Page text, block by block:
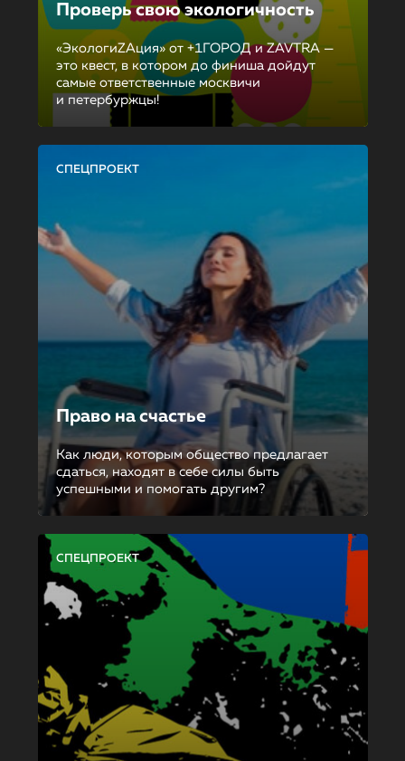
Проверь свою экологичность
«ЭкологиZAция» от +1ГОРОД и ZAVTRA —
это квест, в котором до финиша дойдут
самые ответственные москвичи
и петербуржцы!
СПЕЦПРОЕКТ
Право на счастье
Как люди, которым общество предлагает
сдаться, находят в себе силы быть
успешными и помогать другим?
СПЕЦПРОЕКТ